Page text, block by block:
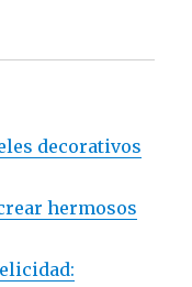
decorativos
hermosos